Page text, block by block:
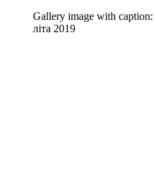
Gallery image with caption:
літа 2019